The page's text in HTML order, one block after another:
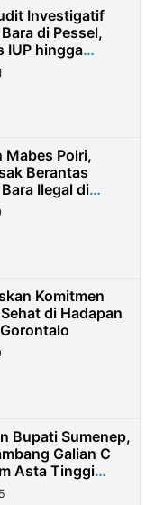
Investigatif
di Pessel,
IUP hingga
Mabes Polri,
Berantas
Ilegal di
Komitmen
di Hadapan
Bupati Sumenep,
Galian C
Asta Tinggi